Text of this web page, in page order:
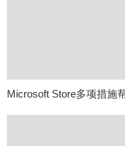
Microsoft Store多项措施